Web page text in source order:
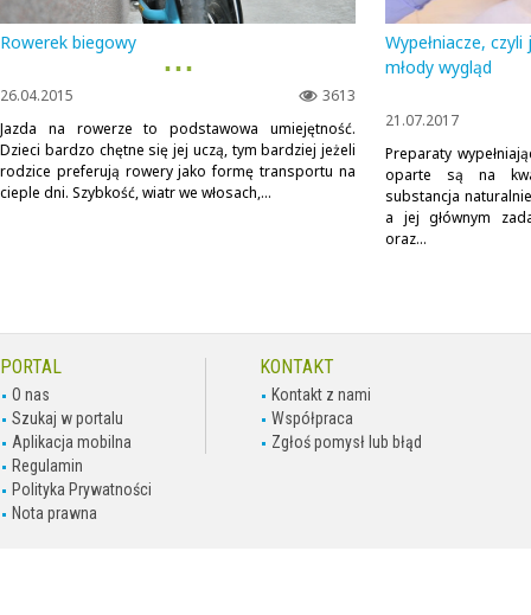
Rowerek biegowy
▪ ▪ ▪
3613
26.04.2015
Jazda na rowerze to podstawowa umiejętność.
Dzieci bardzo chętne się jej uczą, tym bardziej jeżeli
rodzice preferują rowery jako formę transportu na
cieple dni. Szybkość, wiatr we włosach,...
Wypełniacze,
młody wygląd
21.07.2017
Preparaty
oparte są na
substancja
a jej głównym
oraz...
PORTAL
O nas
Szukaj w portalu
Aplikacja mobilna
Regulamin
Polityka Prywatności
Nota prawna
KONTAKT
Kontakt z nami
Współpraca
Zgłoś pomysł lub błąd